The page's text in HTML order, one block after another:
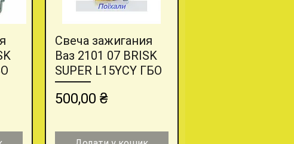
Швидкий перегляд
Свеча зажигания
Ваз 2101 07 BRISK
SUPER L15YCY ГБО
Ціна
500,00 ₴